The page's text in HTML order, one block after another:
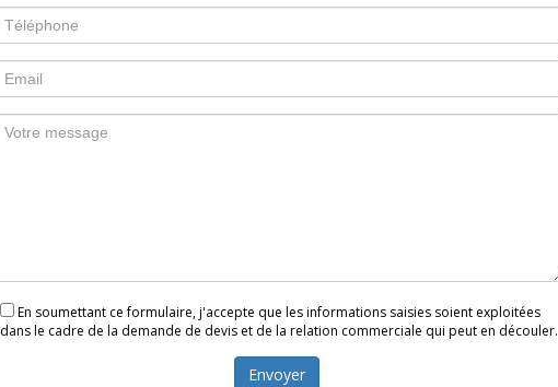
En soumettant ce formulaire, j'accepte que les informations saisies soient exploitées
dans le cadre de la demande de devis et de la relation commerciale qui peut en découler.
Envoyer